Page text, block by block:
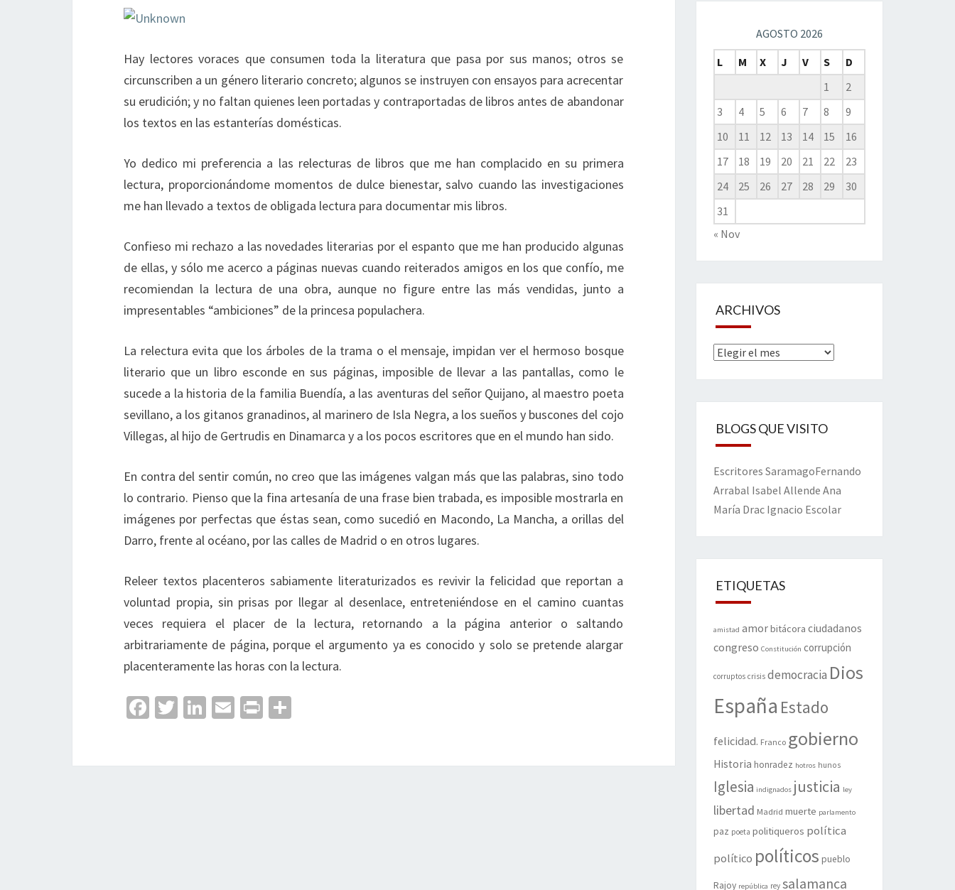
Hay lectores voraces que consumen toda la literatura que pasa por sus manos; otros se
circunscriben a un género literario concreto; algunos se instruyen con ensayos para acrecentar
su erudición; y no faltan quienes leen portadas y contraportadas de libros antes de abandonar
los textos en las estanterías domésticas.
Yo dedico mi preferencia a las relecturas de libros que me han complacido en su primera
lectura, proporcionándome momentos de dulce bienestar, salvo cuando las investigaciones
me han llevado a textos de obligada lectura para documentar mis libros.
Confieso mi rechazo a las novedades literarias por el espanto que me han producido algunas
de ellas, y sólo me acerco a páginas nuevas cuando reiterados amigos en los que confío, me
recomiendan la lectura de una obra, aunque no figure entre las más vendidas, junto a
impresentables “ambiciones” de la princesa populachera.
La relectura evita que los árboles de la trama o el mensaje, impidan ver el hermoso bosque
literario que un libro esconde en sus páginas, imposible de llevar a las pantallas, como le
sucede a la historia de la familia Buendía, a las aventuras del señor Quijano, al maestro poeta
sevillano, a los gitanos granadinos, al marinero de Isla Negra, a los sueños y buscones del cojo
Villegas, al hijo de Gertrudis en Dinamarca y a los pocos escritores que en el mundo han sido.
En contra del sentir común, no creo que las imágenes valgan más que las palabras, sino todo
lo contrario. Pienso que la fina artesanía de una frase bien trabada, es imposible mostrarla en
imágenes por perfectas que éstas sean, como sucedió en Macondo, La Mancha, a orillas del
Darro, frente al océano, por las calles de Madrid o en otros lugares.
Releer textos placenteros sabiamente literaturizados es revivir la felicidad que reportan a
voluntad propia, sin prisas por llegar al desenlace, entreteniéndose en el camino cuantas
veces requiera el placer de la lectura, retornando a la página anterior o saltando
arbitrariamente de página, porque el argumento ya es conocido y solo se pretende alargar
placenteramente las horas con la lectura.
Fa T
Li
E
Pr
AGOSTO 2026
L
M X J V S
D
1
2
3
4 5 6 7 8
9
10
11 12 13 14 15
16
17
18 19 20 21 22
23
24
25 26 27 28 29
30
31
« Nov
ARCHIVOS
Archivos
BLOGS QUE VISITO
Escritores SaramagoFernando
Arrabal Isabel Allende Ana
María Drac Ignacio Escolar
ETIQUETAS
amistad amorbitácora ciudadanos
congreso Constitución corrupción
corruptos crisis democracia Dios
España Estado
felicidad. Franco gobierno
Historia honradez hotros hunos
Iglesia indignados justicia ley
libertad Madrid muerte parlamento
paz poeta politiqueros política
político políticos pueblo
Rajoy república rey salamanca